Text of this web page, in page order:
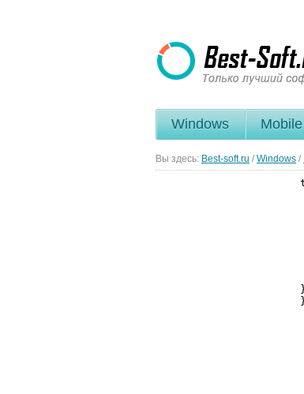
Windows Mobile
Вы здесь: Best-soft.ru / Windows /